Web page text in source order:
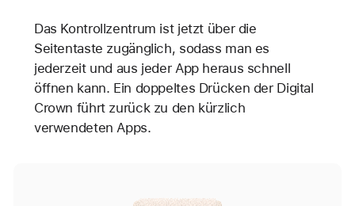
Das Kontrollzentrum ist jetzt über die
Seitentaste zugänglich, sodass man es
jederzeit und aus jeder App heraus schnell
öffnen kann. Ein doppeltes Drücken der Digital
Crown führt zurück zu den kürzlich
verwendeten Apps.